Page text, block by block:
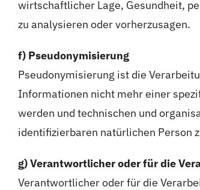
wirtschaftlicher Lage, Gesundheit,
zu analysieren oder vorherzusagen.
f) Pseudonymisierung
Pseudonymisierung ist die
Informationen nicht mehr einer
werden und technischen und
identifizierbaren natürlichen Person
g) Verantwortlicher oder für die
Verantwortlicher oder für die